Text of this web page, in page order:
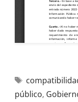
público,